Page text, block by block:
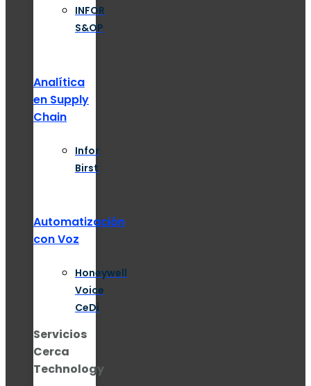
INFOR
S&OP
Analítica
en Supply
Chain
Infor
Birst
Automatización
con Voz
Honeywell
Voice
CeDi
Servicios
Cerca
Technology